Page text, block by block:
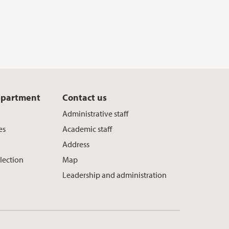
Contact us
Administrative staff
Academic staff
Address
Map
Leadership and administration